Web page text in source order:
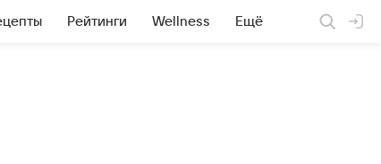
Рейтинги Wellness Ещё